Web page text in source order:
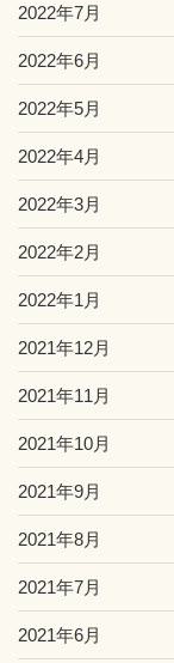
2022年7月
2022年6月
2022年5月
2022年4月
2022年3月
2022年2月
2022年1月
2021年12月
2021年11月
2021年10月
2021年9月
2021年8月
2021年7月
2021年6月